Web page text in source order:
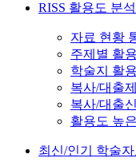
RISS 활용도 분석
자료 현황
주제별 활
학술지 활
복사/대출
복사/대출
활용도 높
최신/인기 학술자